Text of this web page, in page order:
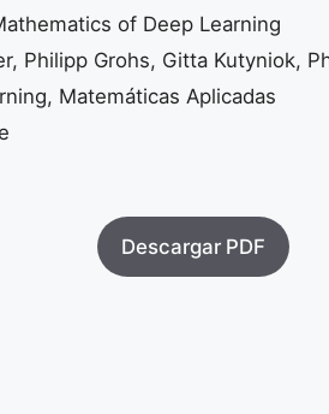
of Deep Learning
Philipp Grohs, Gitta Kutyniok,
Matemáticas Aplicadas
Descargar PDF